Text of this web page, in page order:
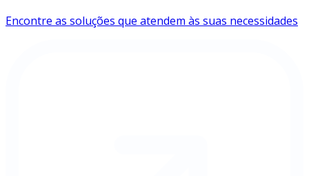
Encontre as soluções que atendem às suas necessidades